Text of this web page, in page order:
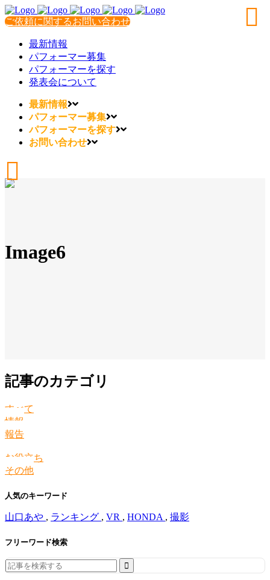
ご依頼に関するお問い合わせ
最新情報
パフォーマー募集
パフォーマーを探す
発表会について
最新情報
パフォーマー募集
パフォーマーを探す
お問い合わせ
Image6
記事のカテゴリ
すべて
情報
報告
お役立ち
その他
人気のキーワード
山口あや , ランキング , VR , HONDA , 撮影
フリーワード検索
Search
for: